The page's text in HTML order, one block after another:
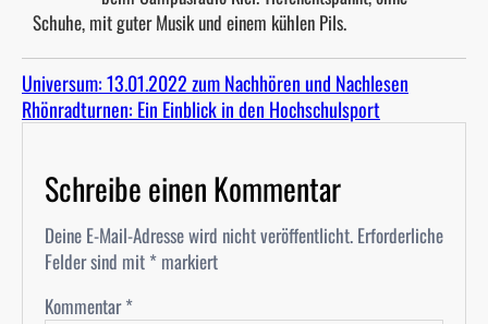
Schuhe, mit guter Musik und einem kühlen Pils.
Universum: 13.01.2022 zum Nachhören und Nachlesen
Rhönradturnen: Ein Einblick in den Hochschulsport
Schreibe einen Kommentar
Deine E-Mail-Adresse wird nicht veröffentlicht. Erforderliche
Felder sind mit * markiert
Kommentar*